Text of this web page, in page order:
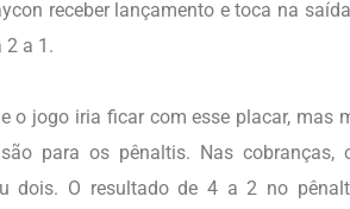
receber lançamento e toca na
2 a 1.
o jogo iria ficar com esse placar, mas
para os pênaltis. Nas
dois. O resultado de 4 a 2 no